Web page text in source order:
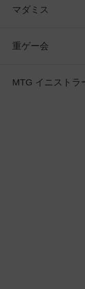
マダミス
重ゲー会
MTG イニスト